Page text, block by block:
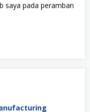
saya pada peramban